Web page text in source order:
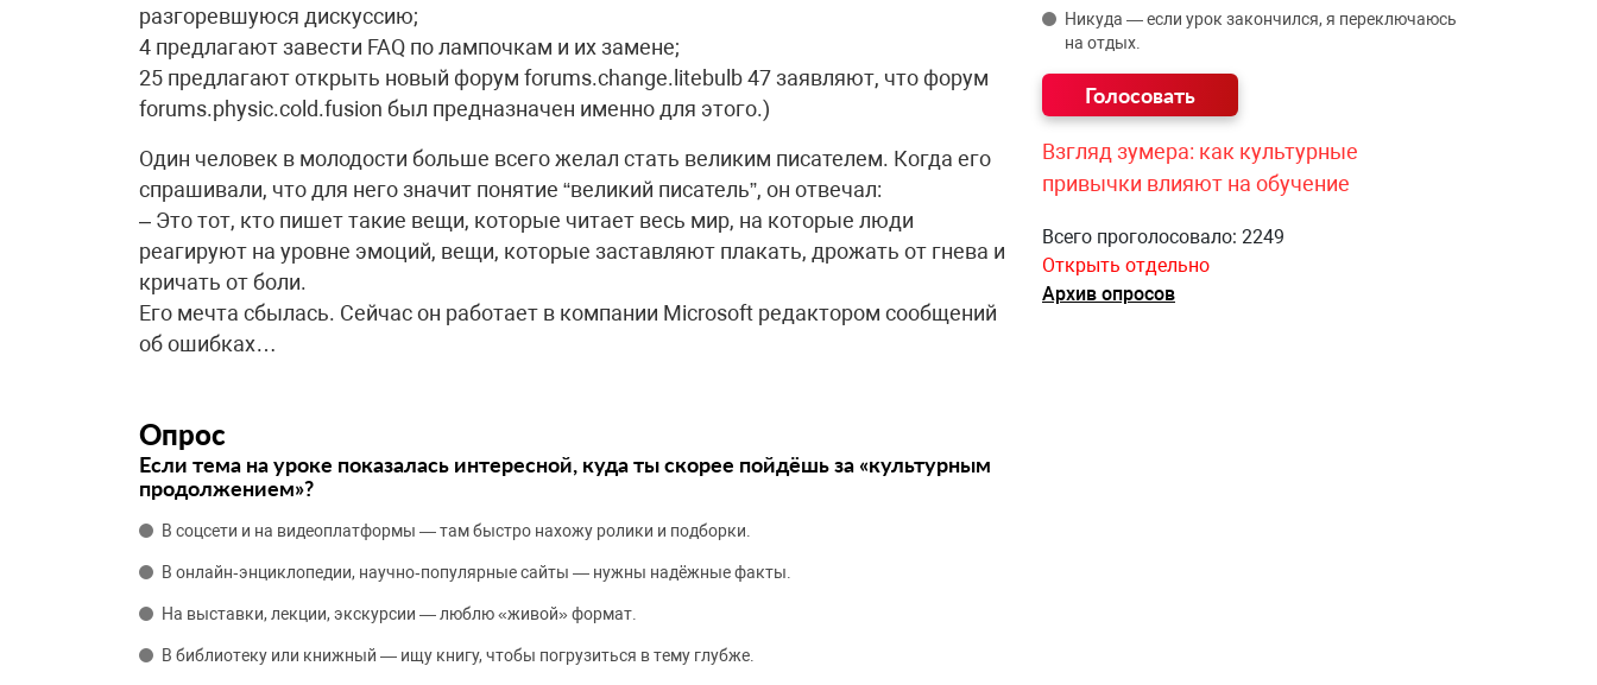
разгоревшуюся дискуссию;
4 предлагают завести FAQ по лампочкам и их замене;
25 предлагают открыть новый форум forums.change.litebulb 47 заявляют, что форум
forums.physic.cold.fusion был предназначен именно для этого.)
Один человек в молодости больше всего желал стать великим писателем. Когда его
спрашивали, что для него значит понятие “великий писатель”, он отвечал:
– Это тот, кто пишет такие вещи, которые читает весь мир, на которые люди
реагируют на уровне эмоций, вещи, которые заставляют плакать, дрожать от гнева и
кричать от боли.
Его мечта сбылась. Сейчас он работает в компании Microsoft редактором сообщений
об ошибках…
Опрос
Если тема на уроке показалась интересной, куда ты скорее пойдёшь за «культурным
продолжением»?
В соцсети и на видеоплатформы — там быстро нахожу ролики и подборки.
В онлайн‑энциклопедии, научно‑популярные сайты — нужны надёжные факты.
На выставки, лекции, экскурсии — люблю «живой» формат.
В библиотеку или книжный — ищу книгу, чтобы погрузиться в тему глубже.
Никуда — если урок закончился, я переключаюсь
на отдых.
Взгляд зумера: как культурные
привычки влияют на обучение
Всего проголосовало: 2249
Открыть отдельно
Архив опросов